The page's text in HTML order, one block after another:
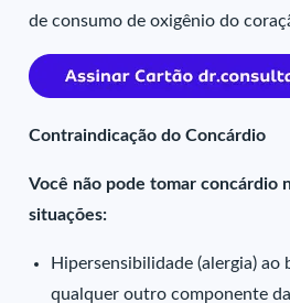
de consumo de oxigênio do
Contraindicação do Concárdio
Você não pode tomar concárdio
situações:
Hipersensibilidade (alergia) ao
qualquer outro componente